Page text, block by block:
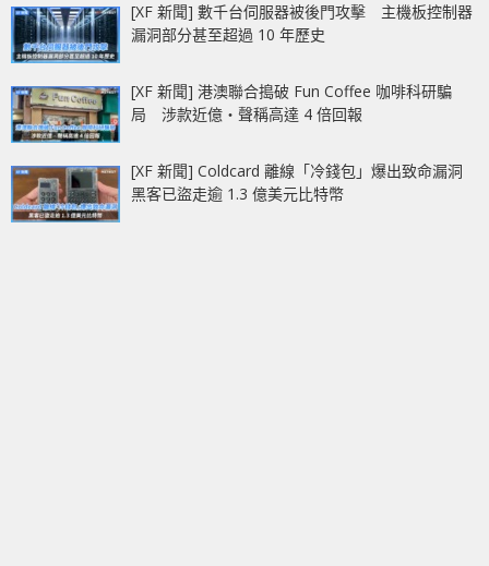
[XF 新聞] 數千台伺服器被後門攻擊 主機板控制器
漏洞部分甚至超過 10 年歷史
[XF 新聞] 港澳聯合搗破 Fun Coffee 咖啡科研騙
局 涉款近億‧聲稱高達 4 倍回報
[XF 新聞] Coldcard 離線「冷錢包」爆出致命漏洞
黑客已盜走逾 1.3 億美元比特幣